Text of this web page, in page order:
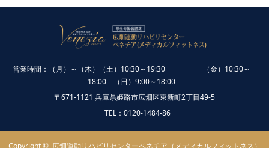
営業時間：（月）～（木）（土）10:30～19:30 （金）10:30～
18:00 （日）9:00～18:00
〒671-1121 兵庫県姫路市広畑区東新町2丁目49-5
TEL：0120-1484-86
Copyright © 広畑運動リハビリセンターベネチア（メディカルフィットネス）